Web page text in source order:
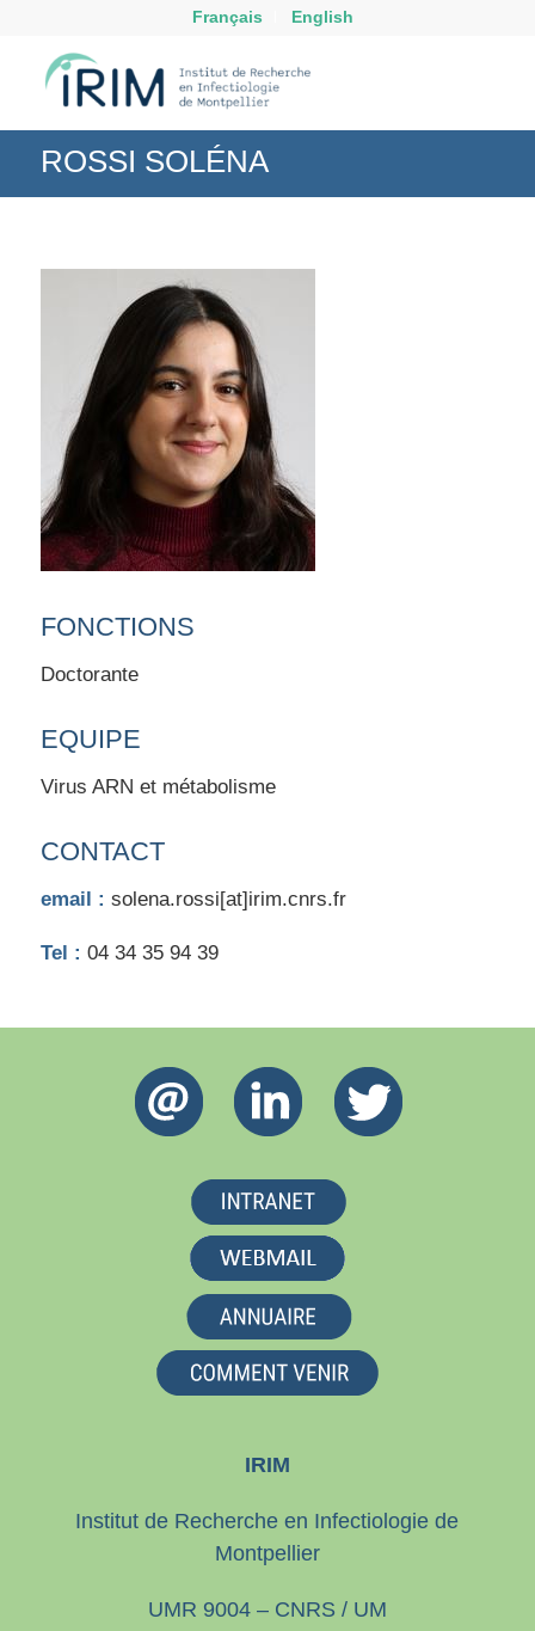
Français English
ROSSI SOLÉNA
FONCTIONS
Doctorante
EQUIPE
Virus ARN et métabolisme
CONTACT
email : solena.rossi[at]irim.cnrs.fr
Tel : 04 34 35 94 39
IRIM
Institut de Recherche en Infectiologie de
Montpellier
UMR 9004 – CNRS / UM